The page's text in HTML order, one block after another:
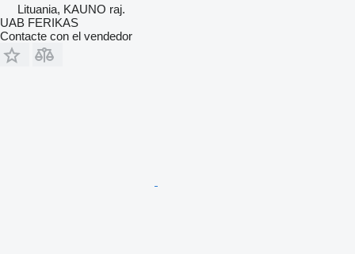
Lituania, KAUNO raj.
UAB FERIKAS
Contacte con el vendedor